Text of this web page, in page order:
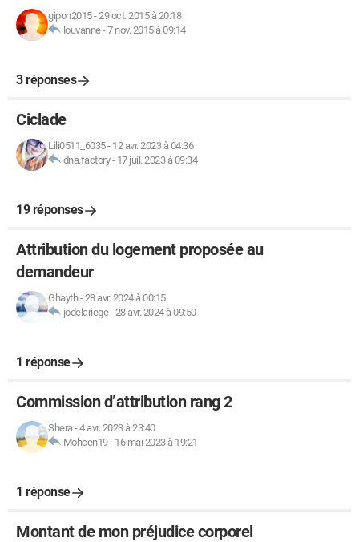
gipon2015-29 oct. 2015 à 20:18
louvanne-7 nov. 2015 à 09:14
3 réponses
Ciclade
Lili0511_6035- 12 avr. 2023 à 04:36
dna.factory- 17 juil. 2023 à 09:34
19 réponses
Attribution du logement proposée au
demandeur
Ghayth-28 avr. 2024 à 00:15
jodelariege-28 avr. 2024 à 09:50
1 réponse
Commission d’attribution rang 2
Shera-4 avr. 2023 à 23:40
Mohcen19- 16 mai 2023 à 19:21
1 réponse
Montant de mon préjudice corporel